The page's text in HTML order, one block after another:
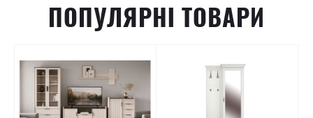
ПОПУЛЯРНІ ТОВАРИ